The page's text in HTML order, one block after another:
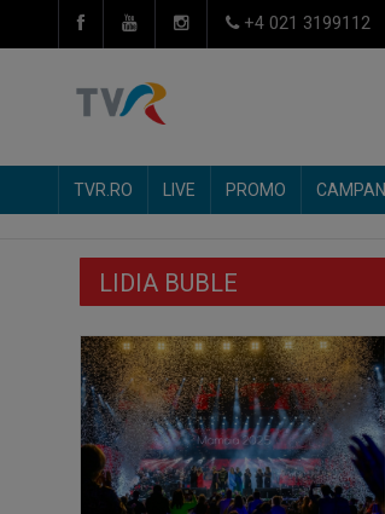
+4 021 3199112
TVR.RO LIVE PROMO CAMPANII
LIDIA BUBLE